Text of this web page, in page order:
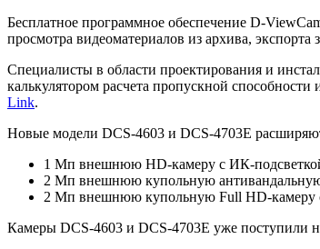
Бесплатное программное обеспечение D-
просмотра видеоматериалов из архива,
Специалисты в области проектирования и
калькулятором расчета пропускной
Link.
Новые модели DCS-4603 и DCS-4703E
1 Мп внешнюю HD-камеру c ИК-
2 Мп внешнюю купольную
2 Мп внешнюю купольную Full HD-камеру
Камеры DCS-4603 и DCS-4703E уже поступили